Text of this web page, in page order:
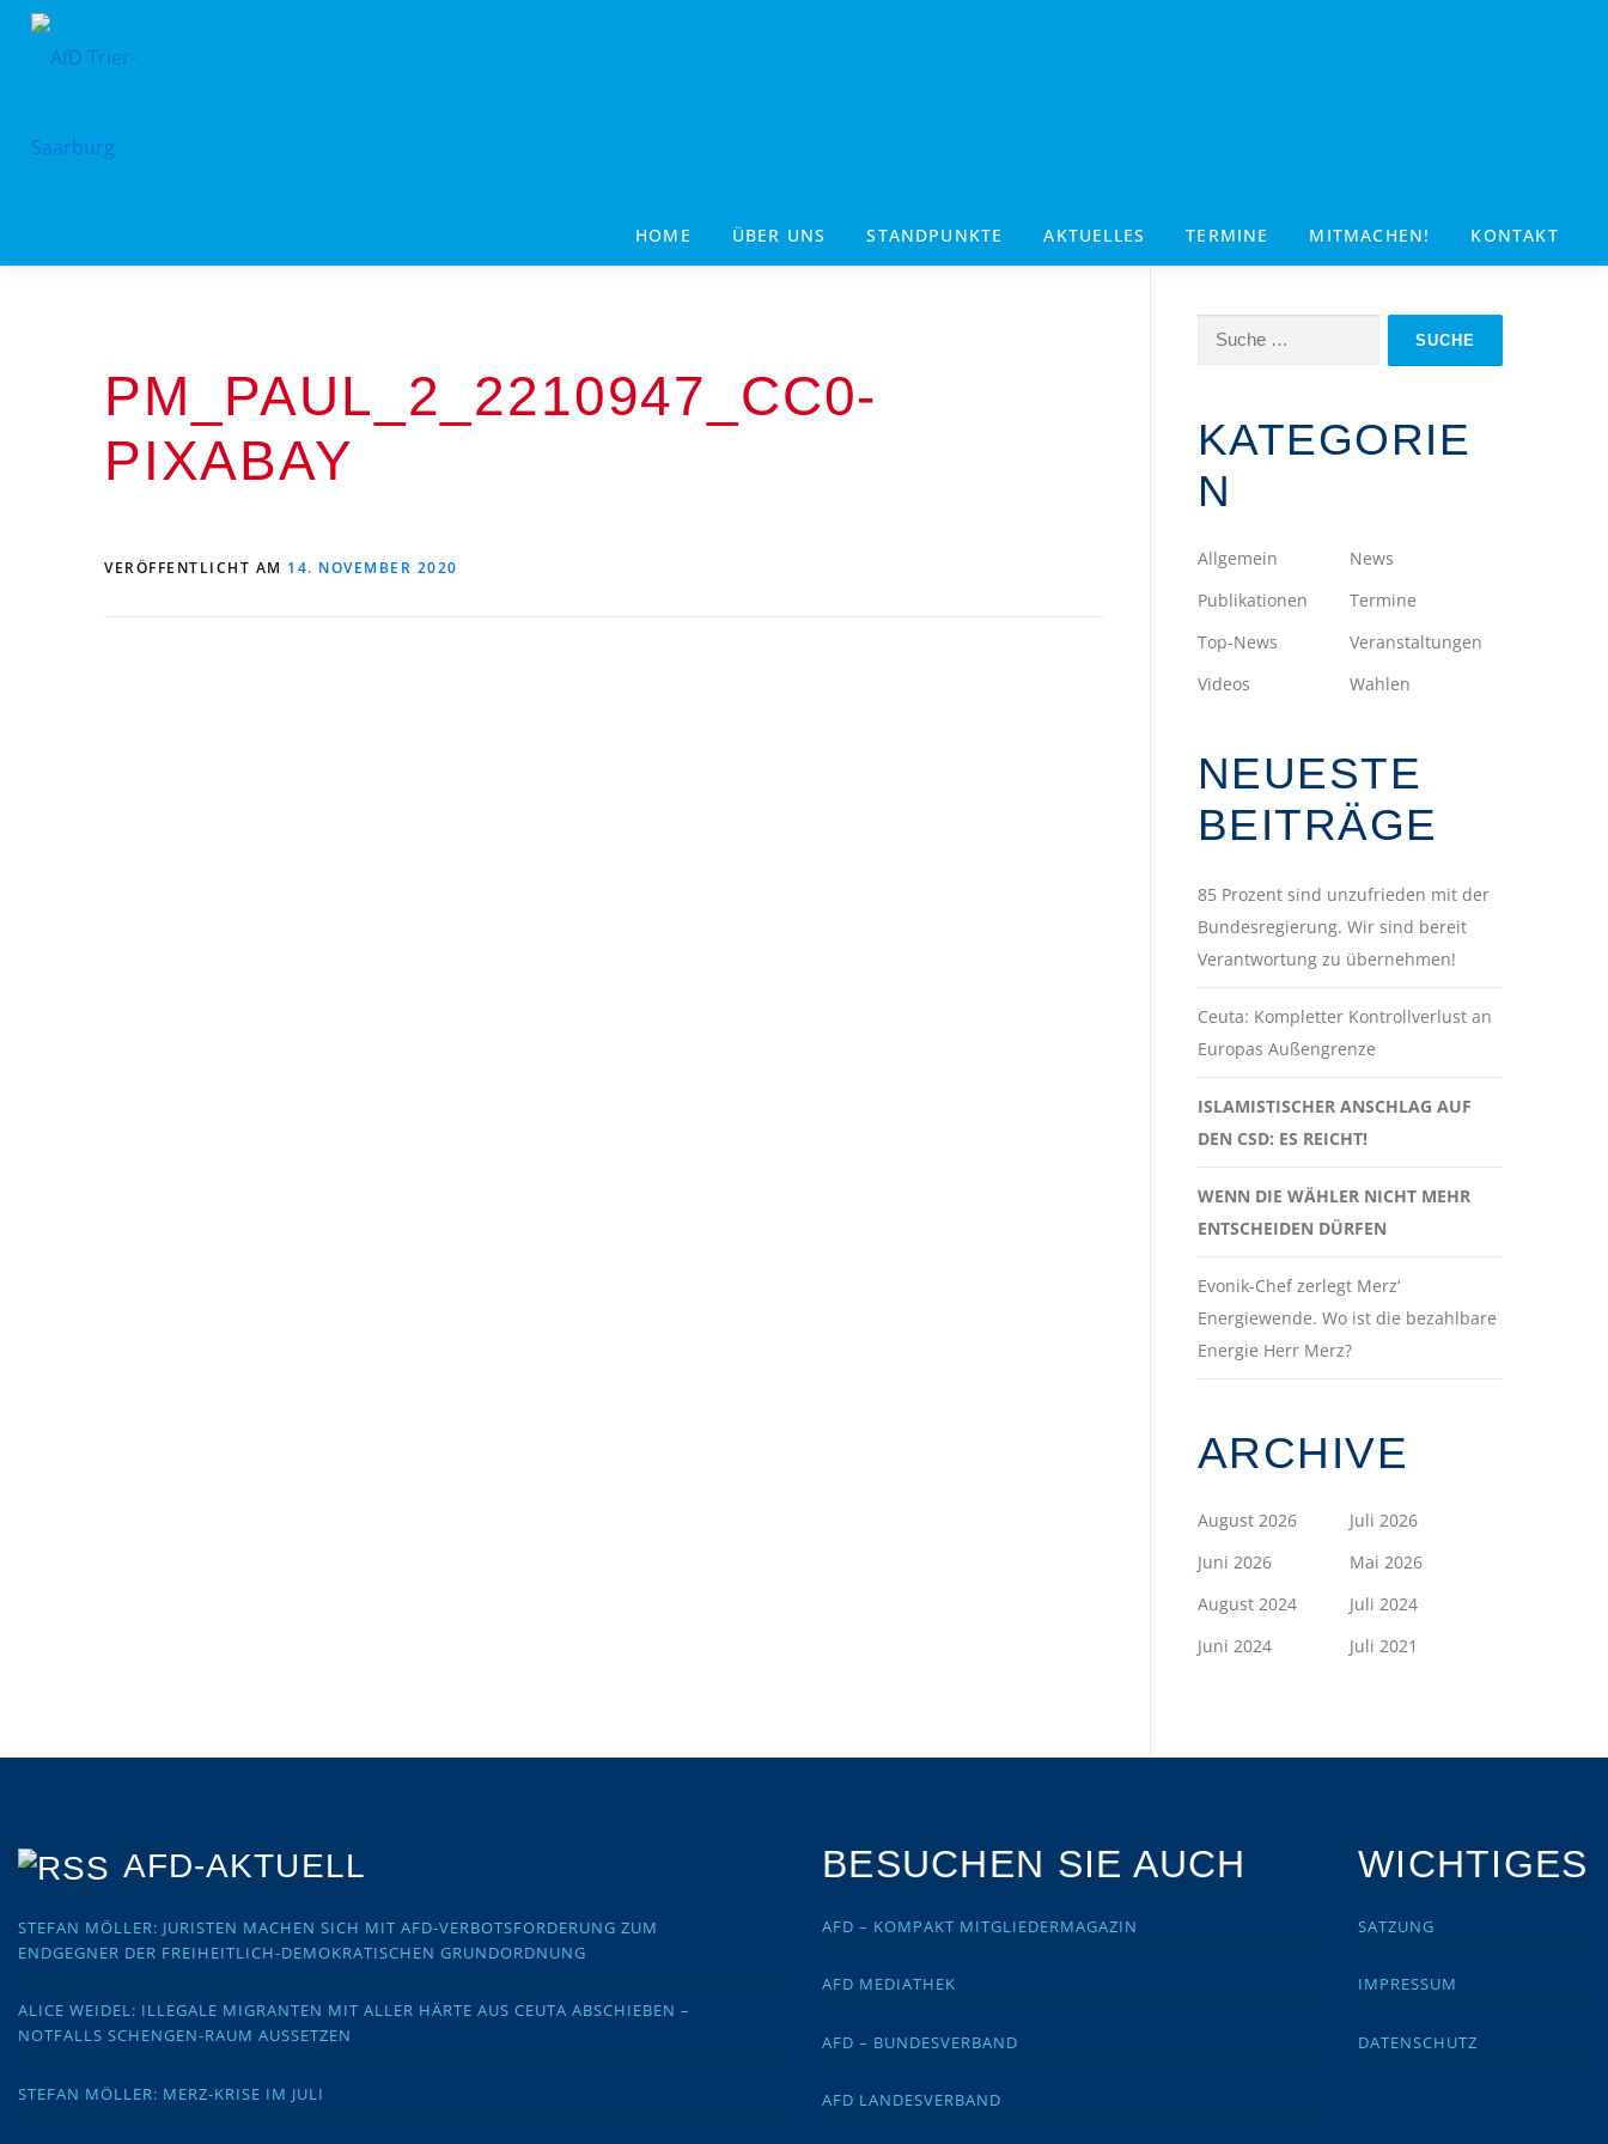
Zum
HOME ÜBER UNS STANDPUNKTE AKTUELLES TERMINE MITMACHEN! KONTAKT
PM_PAUL_2_2210947_CC0-
PIXABAY
VERÖFFENTLICHT AM 14. NOVEMBER 2020
Suche
KATEGORIE
N
Allgemein
News
Publikationen
Termine
Top-News
Veranstaltungen
Videos
Wahlen
NEUESTE
BEITRÄGE
85 Prozent sind unzufrieden mit der
Bundesregierung. Wir sind bereit
Verantwortung zu übernehmen!
Ceuta: Kompletter Kontrollverlust an
Europas Außengrenze
ISLAMISTISCHER ANSCHLAG AUF
DEN CSD: ES REICHT!
WENN DIE WÄHLER NICHT MEHR
ENTSCHEIDEN DÜRFEN
Evonik-Chef zerlegt Merz‘
Energiewende. Wo ist die bezahlbare
Energie Herr Merz?
ARCHIVE
August 2026
Juli 2026
Juni 2026
Mai 2026
August 2024
Juli 2024
Juni 2024
Juli 2021
AFD-AKTUELL
STEFAN MÖLLER: JURISTEN MACHEN SICH MIT AFD-VERBOTSFORDERUNG ZUM
ENDGEGNER DER FREIHEITLICH-DEMOKRATISCHEN GRUNDORDNUNG
ALICE WEIDEL: ILLEGALE MIGRANTEN MIT ALLER HÄRTE AUS CEUTA ABSCHIEBEN –
NOTFALLS SCHENGEN-RAUM AUSSETZEN
STEFAN MÖLLER: MERZ-KRISE IM JULI
BESUCHEN SIE AUCH
AFD – KOMPAKT MITGLIEDERMAGAZIN
AFD MEDIATHEK
AFD – BUNDESVERBAND
AFD LANDESVERBAND
WICHTIGES
SATZUNG
IMPRESSUM
DATENSCHUTZ